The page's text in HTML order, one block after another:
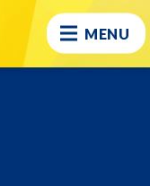
MENU